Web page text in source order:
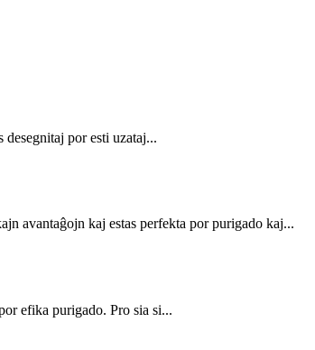
por esti uzataj...
avantaĝojn kaj estas perfekta por purigado kaj...
efika purigado. Pro sia si...